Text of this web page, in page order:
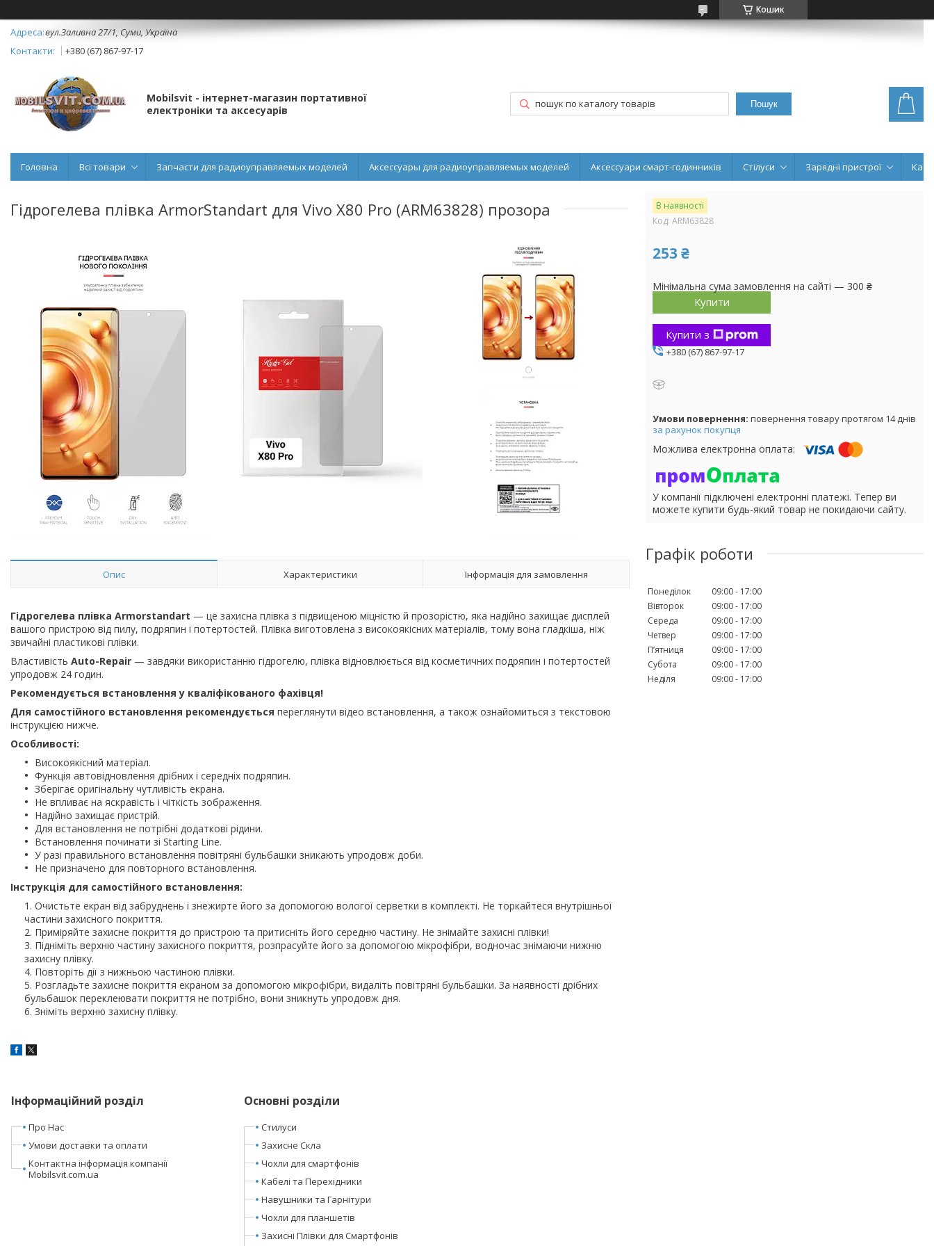
Кошик
вул.Заливна 27/1, Суми, Україна
+380 (67) 867-97-17
Mobilsvit - інтернет-магазин портативної
електроніки та аксесуарів
Пошук
Головна Всі товари Запчасти для радиоуправляемых моделей Аксессуары для радиоуправляемых моделей Аксессуари смарт-годинників Стілуси Зарядні пристрої
Гідрогелева плівка ArmorStandart для Vivo X80 Pro (ARM63828) прозора
Опис Характеристики Інформація для замовлення
Гідрогелева плівка Armorstandart — це захисна плівка з підвищеною міцністю й прозорістю, яка надійно захищає дисплей
вашого пристрою від пилу, подряпин і потертостей. Плівка виготовлена з високоякісних матеріалів, тому вона гладкіша, ніж
звичайні пластикові плівки.
Властивість Auto-Repair — завдяки використанню гідрогелю, плівка відновлюється від косметичних подряпин і потертостей
упродовж 24 годин.
Рекомендується встановлення у кваліфікованого фахівця!
Для самостійного встановлення рекомендується переглянути відео встановлення, а також ознайомиться з текстовою
інструкцією нижче.
Особливості:
Високоякісний матеріал.
Функція автовідновлення дрібних і середніх подряпин.
Зберігає оригінальну чутливість екрана.
Не впливає на яскравість і чіткість зображення.
Надійно захищає пристрій.
Для встановлення не потрібні додаткові рідини.
Встановлення починати зі Starting Line.
У разі правильного встановлення повітряні бульбашки зникають упродовж доби.
Не призначено для повторного встановлення.
Інструкція для самостійного встановлення:
Очистьте екран від забруднень і знежирте його за допомогою вологої серветки в комплекті. Не торкайтеся внутрішньої
частини захисного покриття.
Приміряйте захисне покриття до пристрою та притисніть його середню частину. Не знімайте захисні плівки!
Підніміть верхню частину захисного покриття, розпрасуйте його за допомогою мікрофібри, водночас знімаючи нижню
захисну плівку.
Повторіть дії з нижньою частиною плівки.
Розгладьте захисне покриття екраном за допомогою мікрофібри, видаліть повітряні бульбашки. За наявності дрібних
бульбашок переклеювати покриття не потрібно, вони зникнуть упродовж дня.
Зніміть верхню захисну плівку.
В наявності
Код: ARM63828
253 ₴
Мінімальна сума замовлення на сайті — 300 ₴
Купити
Купити з
+380 (67) 867-97-17
повернення товару протягом 14 днів
за рахунок покупця
У компанії підключені електронні платежі. Тепер ви
можете купити будь-який товар не покидаючи сайту.
Графік роботи
Понеділок 09:00
17:00
Вівторок
09:00
17:00
Середа
09:00
17:00
Четвер
09:00
17:00
Пʼятниця
09:00
17:00
Субота
09:00
17:00
Неділя
09:00 17:00
Інформаційний розділ
Про Нас
Умови доставки та оплати
Контактна інформація компанії
Mobilsvit.com.ua
Основні розділи
Стилуси
Захисне Скла
Чохли для смартфонів
Кабелі та Перехідники
Навушники та Гарнітури
Чохли для планшетів
Захисні Плівки для Смартфонів